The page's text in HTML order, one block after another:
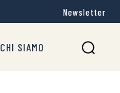
Newsletter
CHI SIAMO